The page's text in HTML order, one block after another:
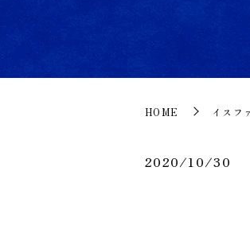
HOME イスフ
2020/10/30